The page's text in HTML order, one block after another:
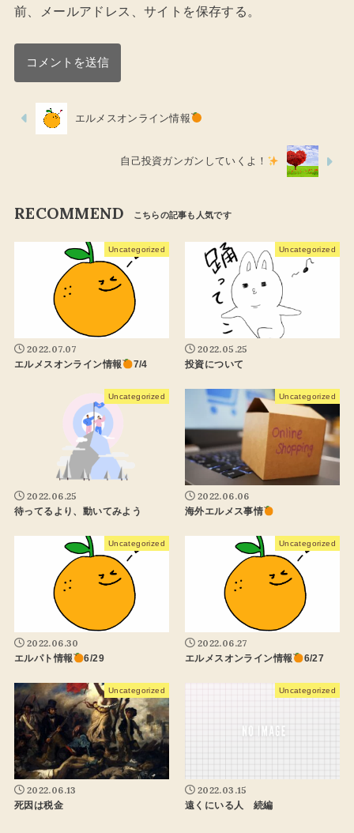
前、メールアドレス、サイトを保存する。
エルメスオンライン情報
自己投資ガンガンしていくよ！
RECOMMEND
Uncategorized
2022.07.07
エルメスオンライン情報 7/4
Uncategorized
2022.05.25
投資について
Uncategorized
2022.06.25
待ってるより、動いてみよう
Uncategorized
2022.06.06
海外エルメス事情
Uncategorized
2022.06.30
エルパト情報 6/29
Uncategorized
2022.06.27
エルメスオンライン情報 6/27
Uncategorized
2022.06.13
死因は税金
Uncategorized
2022.03.15
遠くにいる人 続編